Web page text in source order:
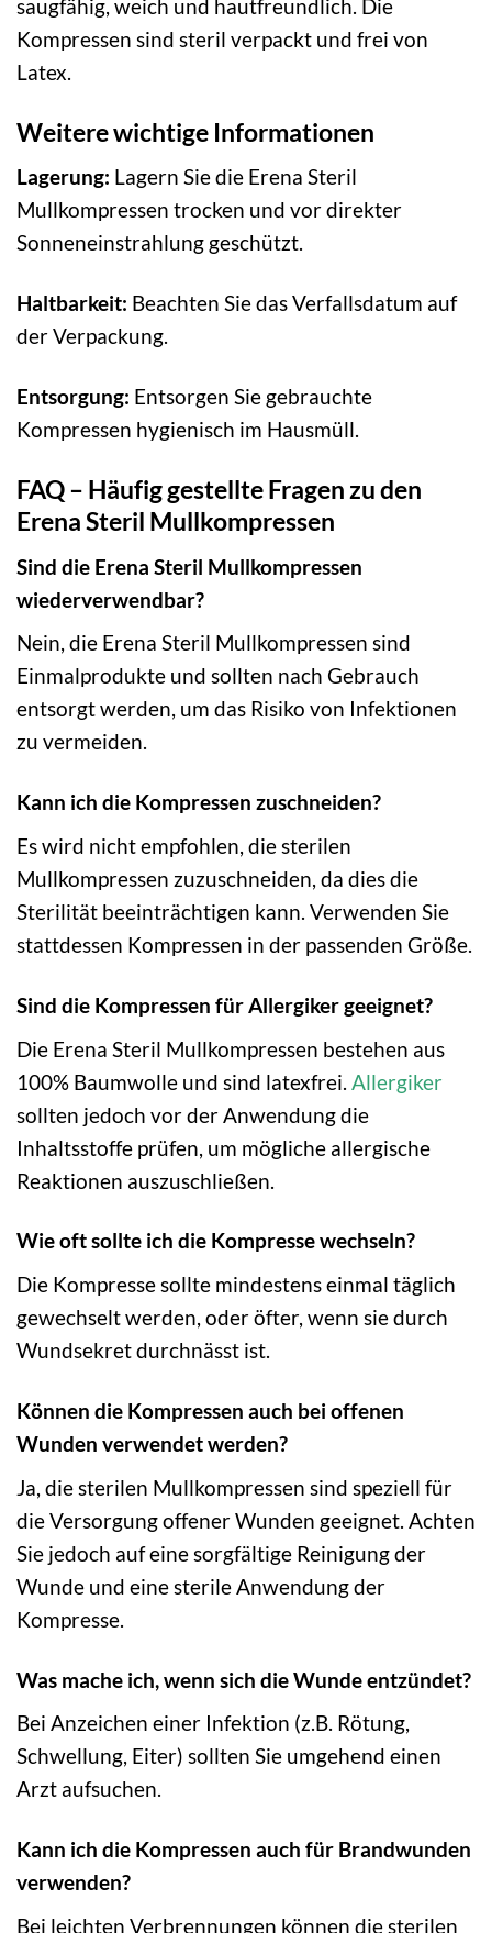
saugfähig, weich und hautfreundlich. Die
Kompressen sind steril verpackt und frei von
Latex.
Weitere wichtige Informationen
Lagerung: Lagern Sie die Erena Steril
Mullkompressen trocken und vor direkter
Sonneneinstrahlung geschützt.
Haltbarkeit: Beachten Sie das Verfallsdatum auf
der Verpackung.
Entsorgung: Entsorgen Sie gebrauchte
Kompressen hygienisch im Hausmüll.
FAQ – Häufig gestellte Fragen zu den
Erena Steril Mullkompressen
Sind die Erena Steril Mullkompressen
wiederverwendbar?
Nein, die Erena Steril Mullkompressen sind
Einmalprodukte und sollten nach Gebrauch
entsorgt werden, um das Risiko von Infektionen
zu vermeiden.
Kann ich die Kompressen zuschneiden?
Es wird nicht empfohlen, die sterilen
Mullkompressen zuzuschneiden, da dies die
Sterilität beeinträchtigen kann. Verwenden Sie
stattdessen Kompressen in der passenden Größe.
Sind die Kompressen für Allergiker geeignet?
Die Erena Steril Mullkompressen bestehen aus
100% Baumwolle und sind latexfrei. Allergiker
sollten jedoch vor der Anwendung die
Inhaltsstoffe prüfen, um mögliche allergische
Reaktionen auszuschließen.
Wie oft sollte ich die Kompresse wechseln?
Die Kompresse sollte mindestens einmal täglich
gewechselt werden, oder öfter, wenn sie durch
Wundsekret durchnässt ist.
Können die Kompressen auch bei offenen
Wunden verwendet werden?
Ja, die sterilen Mullkompressen sind speziell für
die Versorgung offener Wunden geeignet. Achten
Sie jedoch auf eine sorgfältige Reinigung der
Wunde und eine sterile Anwendung der
Kompresse.
Was mache ich, wenn sich die Wunde entzündet?
Bei Anzeichen einer Infektion (z.B. Rötung,
Schwellung, Eiter) sollten Sie umgehend einen
Arzt aufsuchen.
Kann ich die Kompressen auch für Brandwunden
verwenden?
Bei leichten Verbrennungen können die sterilen